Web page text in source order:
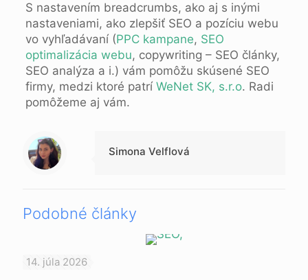
S nastavením breadcrumbs, ako aj s inými
nastaveniami, ako zlepšiť SEO a pozíciu webu
vo vyhľadávaní (PPC kampane, SEO
optimalizácia webu, copywriting – SEO články,
SEO analýza a i.) vám pomôžu skúsené SEO
firmy, medzi ktoré patrí WeNet SK, s.r.o. Radi
pomôžeme aj vám.
Simona Velflová
Podobné články
14. júla 2026